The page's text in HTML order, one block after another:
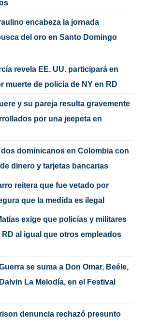
encabeza la jornada
del oro en Santo Domingo
revela EE. UU. participará en
muerte de policía de NY en RD
y su pareja resulta gravemente
por una jeepeta en
dominicanos en Colombia con
dinero y tarjetas bancarias
reitera que fue vetado por
que la medida es ilegal
exige que policías y militares
al igual que otros empleados
se suma a Don Omar, Beéle,
La Melodía, en el Festival
denuncia rechazó presunto